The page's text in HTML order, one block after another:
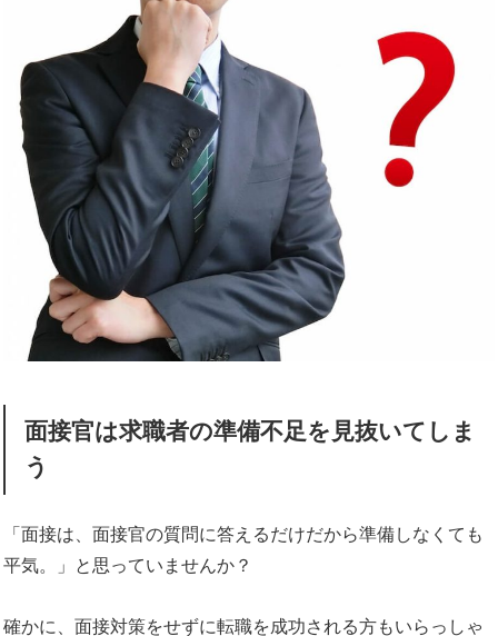
面接官は求職者の準備不足を見抜いてしま
う
「面接は、面接官の質問に答えるだけだから準備しなくても
平気。」と思っていませんか？
確かに、面接対策をせずに転職を成功される方もいらっしゃ